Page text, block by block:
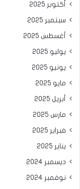
أكتوبر 2025
سبتمبر 2025
أغسطس 2025
يوليو 2025
يونيو 2025
مايو 2025
أبريل 2025
مارس 2025
فبراير 2025
يناير 2025
ديسمبر 2024
نوفمبر 2024